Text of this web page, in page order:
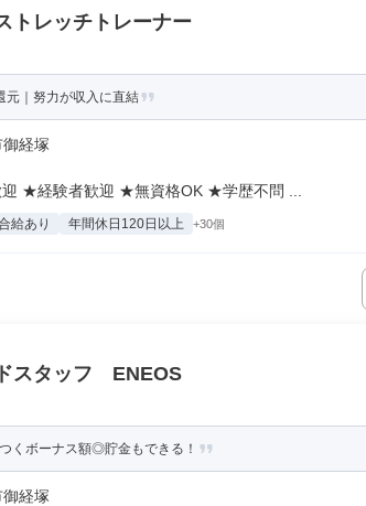
トレッチトレーナー
元｜努力が収入に直結
経塚
★経験者歓迎 ★無資格OK ★学歴不問 ...
給あり 年間休日120日以上 +30個
スタッフ ENEOS
くボーナス額◎貯金もできる！
経塚